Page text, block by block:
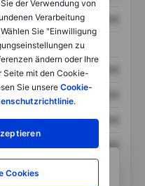
der Verwendung von
Verarbeitung
Sie "Einwilligung
zu
ändern oder Ihre
Seite mit den Cookie-
Sie unsereCookie-
.
Cookies
XXXXXXX XXXXXXX
XXXXXXX XXXXXXX
XXXXXXX XXXXXXX
XXXXXXX
XXXXXXX